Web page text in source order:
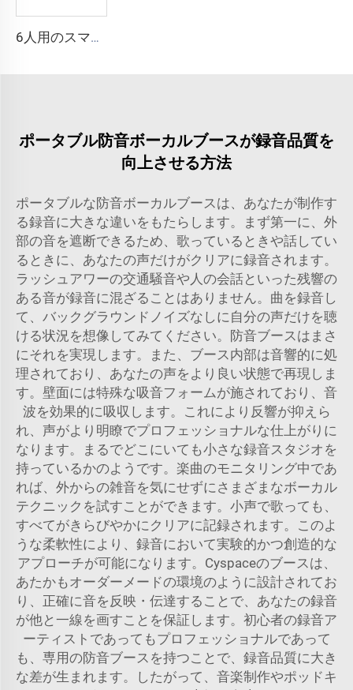
6人用のスマートで防音性の高いブース - Cyspace Y PROシリーズ
ポータブル防音ボーカルブースが録音品質を
向上させる方法
ポータブルな防音ボーカルブースは、あなたが制作す
る録音に大きな違いをもたらします。まず第一に、外
部の音を遮断できるため、歌っているときや話してい
るときに、あなたの声だけがクリアに録音されます。
ラッシュアワーの交通騒音や人の会話といった残響の
ある音が録音に混ざることはありません。曲を録音し
て、バックグラウンドノイズなしに自分の声だけを聴
ける状況を想像してみてください。防音ブースはまさ
にそれを実現します。また、ブース内部は音響的に処
理されており、あなたの声をより良い状態で再現しま
す。壁面には特殊な吸音フォームが施されており、音
波を効果的に吸収します。これにより反響が抑えら
れ、声がより明瞭でプロフェッショナルな仕上がりに
なります。まるでどこにいても小さな録音スタジオを
持っているかのようです。楽曲のモニタリング中であ
れば、外からの雑音を気にせずにさまざまなボーカル
テクニックを試すことができます。小声で歌っても、
すべてがきらびやかにクリアに記録されます。このよ
うな柔軟性により、録音において実験的かつ創造的な
アプローチが可能になります。Cyspaceのブースは、
あたかもオーダーメードの環境のように設計されてお
り、正確に音を反映・伝達することで、あなたの録音
が他と一線を画すことを保証します。初心者の録音ア
ーティストであってもプロフェッショナルであって
も、専用の防音ブースを持つことで、録音品質に大き
な差が生まれます。したがって、音楽制作やポッドキ